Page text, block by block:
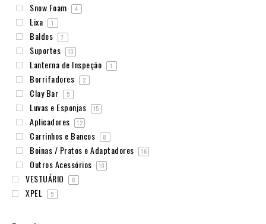
Snow Foam 4
Lixa 1
Baldes 7
Suportes 13
Lanterna de Inspeção 1
Borrifadores 2
Clay Bar 5
Luvas e Esponjas 15
Aplicadores 12
Carrinhos e Bancos 8
Boinas / Pratos e Adaptadores 16
Outros Acessórios 19
VESTUÁRIO 6
XPEL 5